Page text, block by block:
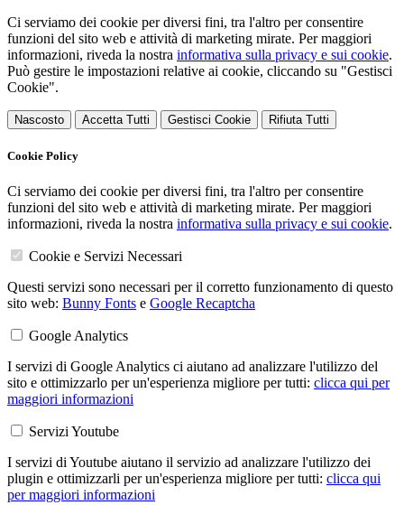
Ci serviamo dei cookie per diversi fini, tra l'altro per consentire
funzioni del sito web e attività di marketing mirate. Per maggiori
informazioni, riveda la nostra informativa sulla privacy e sui cookie.
Può gestire le impostazioni relative ai cookie, cliccando su "Gestisci
Cookie".
Nascosto Accetta Tutti Gestisci Cookie Rifiuta Tutti
Cookie Policy
Ci serviamo dei cookie per diversi fini, tra l'altro per consentire
funzioni del sito web e attività di marketing mirate. Per maggiori
informazioni, riveda la nostra informativa sulla privacy e sui cookie.
Cookie e Servizi Necessari
Questi servizi sono necessari per il corretto funzionamento di questo
sito web: Bunny Fonts e Google Recaptcha
Google Analytics
I servizi di Google Analytics ci aiutano ad analizzare l'utilizzo del
sito e ottimizzarlo per un'esperienza migliore per tutti: clicca qui per
maggiori informazioni
Servizi Youtube
I servizi di Youtube aiutano il servizio ad analizzare l'utilizzo dei
plugin e ottimizzarli per un'esperienza migliore per tutti: clicca qui
per maggiori informazioni